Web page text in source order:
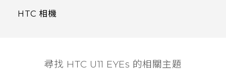
HTC 相機
尋找 HTC U11 EYEs 的相關主題